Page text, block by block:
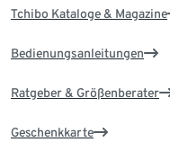
Tchibo Kataloge & Magazine
Bedienungsanleitungen
Ratgeber & Größenberater
Geschenkkarte